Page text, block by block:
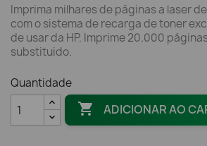
Imprima milhares de páginas a laser
com o sistema de recarga de toner
de usar da HP. Imprime 20.000
substituido.
Quantidade
 ADICIONAR AO